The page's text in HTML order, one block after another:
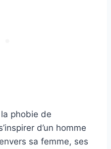
phobie de
d’un homme
sa femme, ses